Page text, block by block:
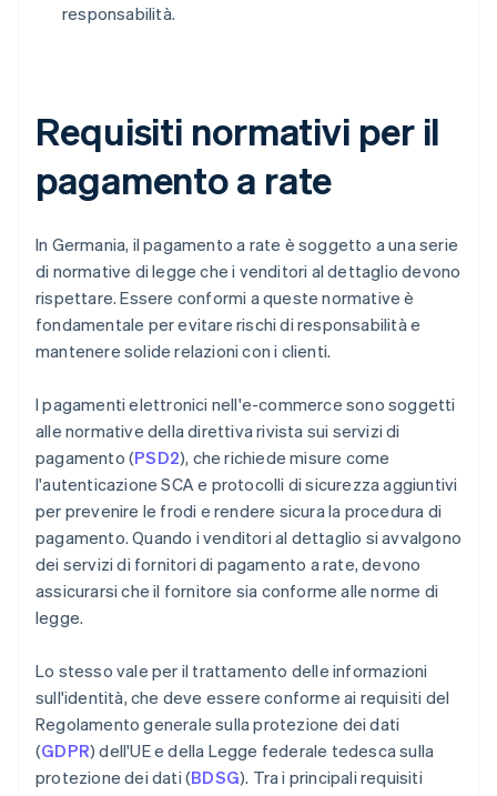
responsabilità.
Requisiti normativi per il
pagamento a rate
In Germania, il pagamento a rate è soggetto a una serie
di normative di legge che i venditori al dettaglio devono
rispettare. Essere conformi a queste normative è
fondamentale per evitare rischi di responsabilità e
mantenere solide relazioni con i clienti.
I pagamenti elettronici nell'e-commerce sono soggetti
alle normative della direttiva rivista sui servizi di
pagamento (PSD2), che richiede misure come
l'autenticazione SCA e protocolli di sicurezza aggiuntivi
per prevenire le frodi e rendere sicura la procedura di
pagamento. Quando i venditori al dettaglio si avvalgono
dei servizi di fornitori di pagamento a rate, devono
assicurarsi che il fornitore sia conforme alle norme di
legge.
Lo stesso vale per il trattamento delle informazioni
sull'identità, che deve essere conforme ai requisiti del
Regolamento generale sulla protezione dei dati
(GDPR) dell'UE e della Legge federale tedesca sulla
protezione dei dati (BDSG). Tra i principali requisiti